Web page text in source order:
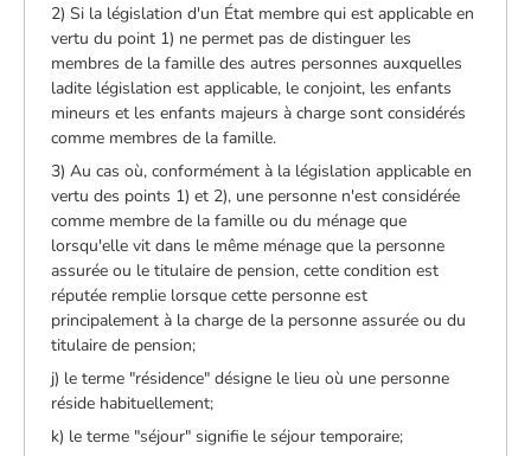
2) Si la législation d'un État membre qui est applicable en
vertu du point 1) ne permet pas de distinguer les
membres de la famille des autres personnes auxquelles
ladite législation est applicable, le conjoint, les enfants
mineurs et les enfants majeurs à charge sont considérés
comme membres de la famille.
3) Au cas où, conformément à la législation applicable en
vertu des points 1) et 2), une personne n'est considérée
comme membre de la famille ou du ménage que
lorsqu'elle vit dans le même ménage que la personne
assurée ou le titulaire de pension, cette condition est
réputée remplie lorsque cette personne est
principalement à la charge de la personne assurée ou du
titulaire de pension;
j) le terme "résidence" désigne le lieu où une personne
réside habituellement;
k) le terme "séjour" signifie le séjour temporaire;